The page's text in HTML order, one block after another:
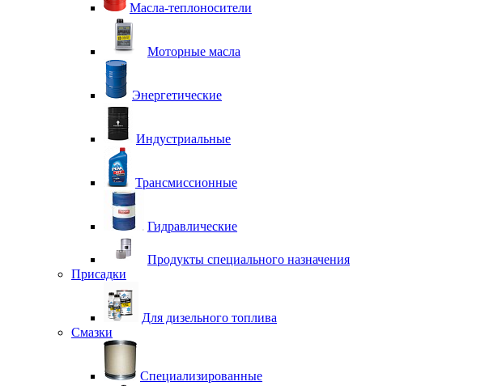
Масла-теплоносители
Моторные масла
Энергетические
Индустриальные
Трансмиссионные
Гидравлические
Продукты специального назначения
Присадки
Для дизельного топлива
Смазки
Специализированные